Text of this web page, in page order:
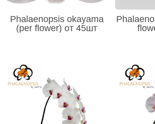
Phalaenopsis okayama
(per flower) от 45шт